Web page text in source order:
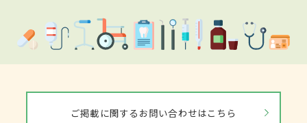
ご掲載に関するお問い合わせはこちら